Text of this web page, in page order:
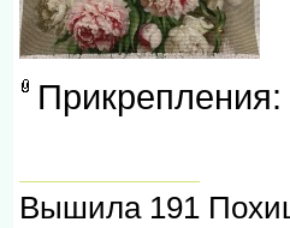
Прикрепления:
Вышила 191